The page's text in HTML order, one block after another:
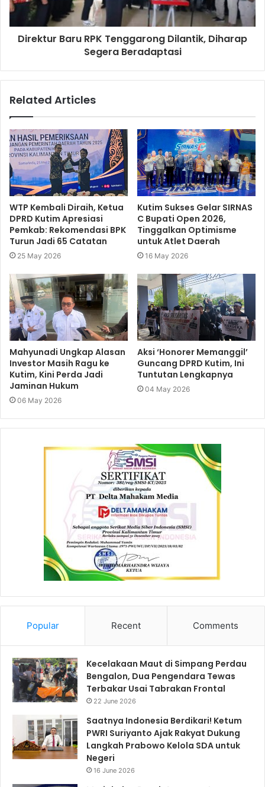
Direktur Baru RPK Tenggarong Dilantik, Diharap
Segera Beradaptasi
Related Articles
WTP Kembali Diraih, Ketua
DPRD Kutim Apresiasi
Pemkab: Rekomendasi BPK
Turun Jadi 65 Catatan
25 May 2026
Kutim Sukses Gelar SIRNAS
C Bupati Open 2026,
Tinggalkan Optimisme
untuk Atlet Daerah
16 May 2026
Mahyunadi Ungkap Alasan
Investor Masih Ragu ke
Kutim, Kini Perda Jadi
Jaminan Hukum
06 May 2026
Aksi ‘Honorer Memanggil’
Guncang DPRD Kutim, Ini
Tuntutan Lengkapnya
04 May 2026
Popular Recent Comments
Kecelakaan Maut di Simpang Perdau
Bengalon, Dua Pengendara Tewas
Terbakar Usai Tabrakan Frontal
22 June 2026
Saatnya Indonesia Berdikari! Ketum
PWRI Suriyanto Ajak Rakyat Dukung
Langkah Prabowo Kelola SDA untuk
Negeri
16 June 2026